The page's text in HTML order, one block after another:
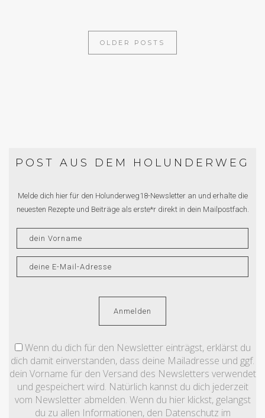
OLDER POSTS
POST AUS DEM HOLUNDERWEG
Melde dich hier für den Holunderweg18-Newsletter an und erhalte die
neuesten Rezepte und Beiträge als erste*r direkt in dein Mailpostfach.
Wenn du dich für den Newsletter einträgst, erklärst du
dich damit einverstanden, dass deine Mailadresse und ggf.
dein Vorname für den Versand des Newsletters verwendet
und gespeichert wird. Natürlich kannst du dich jederzeit
vom Newsletter abmelden. Wenn du hier klickst, gelangst
du zu allen Informationen, den Datenschutz im